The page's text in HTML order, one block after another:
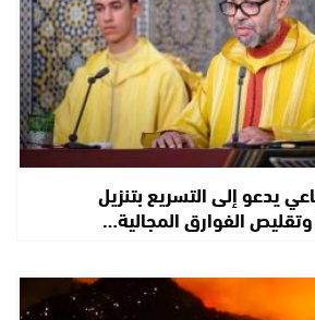
يدعو إلى التسريع بتنزيل
الفوارق المجالية…